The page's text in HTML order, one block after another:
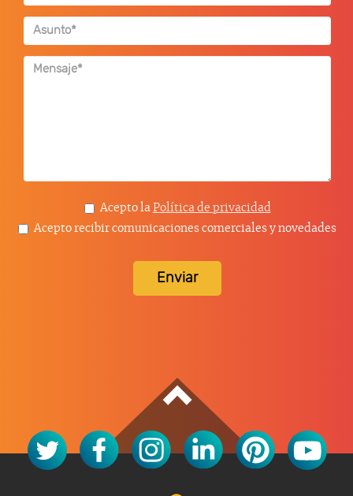
Acepto la Política de privacidad
Acepto recibir comunicaciones comerciales y novedades
Enviar